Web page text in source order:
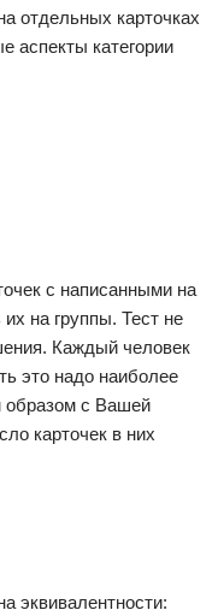
отдельных карточках
аспекты категории
с написанными на
на группы. Тест не
Каждый человек
это надо наиболее
образом с Вашей
карточек в них
эквивалентности: